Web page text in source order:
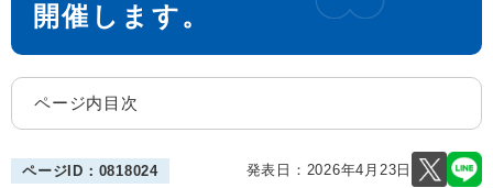
開催します。
ページ内目次
ページID：0818024 発表日： 2026年4月23日